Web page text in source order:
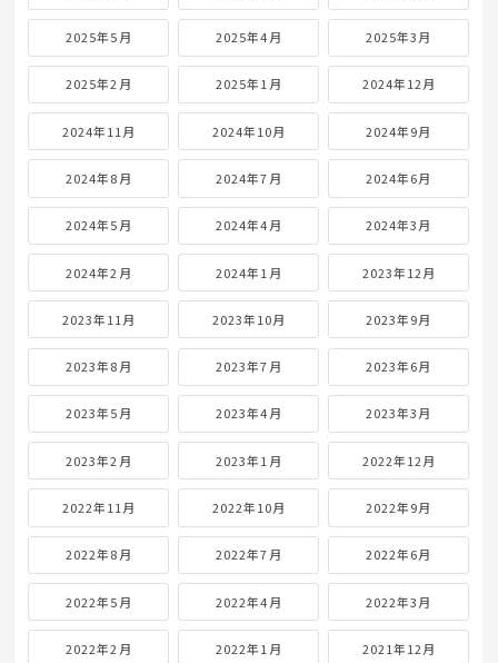
2025年5月 2025年4月 2025年3月
2025年2月 2025年1月 2024年12月
2024年11月 2024年10月 2024年9月
2024年8月 2024年7月 2024年6月
2024年5月 2024年4月 2024年3月
2024年2月 2024年1月 2023年12月
2023年11月 2023年10月 2023年9月
2023年8月 2023年7月 2023年6月
2023年5月 2023年4月 2023年3月
2023年2月 2023年1月 2022年12月
2022年11月 2022年10月 2022年9月
2022年8月 2022年7月 2022年6月
2022年5月 2022年4月 2022年3月
2022年2月 2022年1月 2021年12月